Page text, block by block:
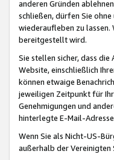
anderen Gründen
schließen, dürfen Sie
wiederaufleben zu
bereitgestellt wird.
Sie stellen sicher, dass
Website, einschließlich
können etwaige
jeweiligen Zeitpunkt für
Genehmigungen und
hinterlegte E-Mail-
Wenn Sie als Nicht-US-
außerhalb der Vereinigten